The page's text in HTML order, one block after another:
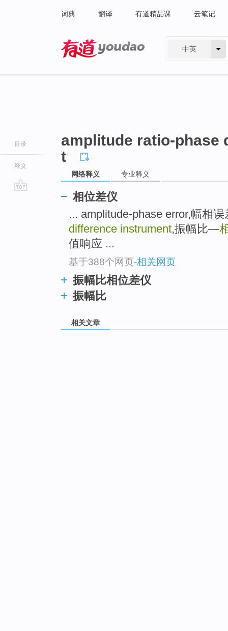
词典 翻译 有道精品课 云笔记
中英
目录
释义
amplitude ratio-phase
t
网络释义 专业释义
相位差仪
... amplitude-phase error,幅相
difference instrument,振幅比—
值响应 ...
基于388个网页-相关网页
振幅比相位差仪
振幅比
相关文章